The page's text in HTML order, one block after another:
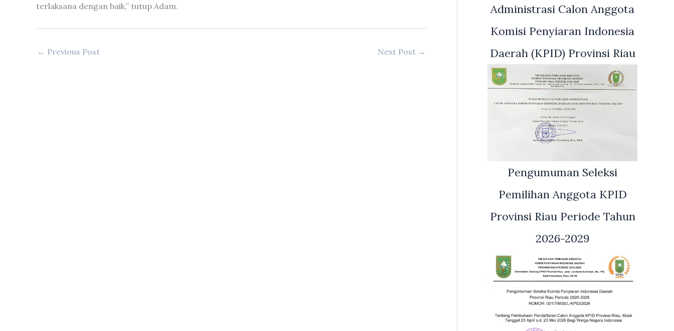
terlaksana dengan baik,” tutup Adam.
← Previous Post Next Post →
Administrasi Calon Anggota
Komisi Penyiaran Indonesia
Daerah (KPID) Provinsi Riau
Pengumuman Seleksi
Pemilihan Anggota KPID
Provinsi Riau Periode Tahun
2026-2029